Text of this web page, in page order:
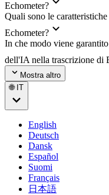
Echometer?
Quali sono le
Echometer?
In che modo viene
dell'IA nella trascrizione di
Mostra altro
🌐 IT
English
Deutsch
Dansk
Español
Suomi
Français
日本語